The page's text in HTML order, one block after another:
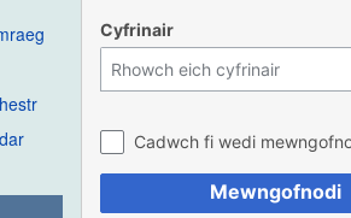
Cyfrinair
Cadwch fi wedi
Mewngofnodi